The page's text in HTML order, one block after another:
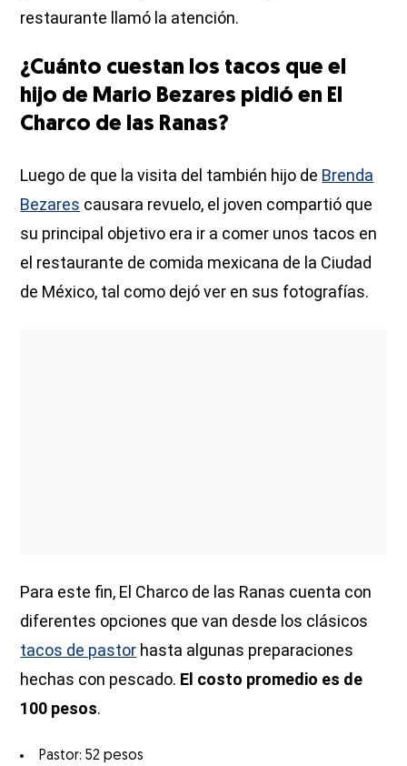
restaurante llamó la atención.
¿Cuánto cuestan los tacos que el
hijo de Mario Bezares pidió en El
Charco de las Ranas?
Luego de que la visita del también hijo de Brenda
Bezares causara revuelo, el joven compartió que
su principal objetivo era ir a comer unos tacos en
el restaurante de comida mexicana de la Ciudad
de México, tal como dejó ver en sus fotografías.
Para este fin, El Charco de las Ranas cuenta con
diferentes opciones que van desde los clásicos
tacos de pastor hasta algunas preparaciones
hechas con pescado. El costo promedio es de
100 pesos.
Pastor: 52 pesos